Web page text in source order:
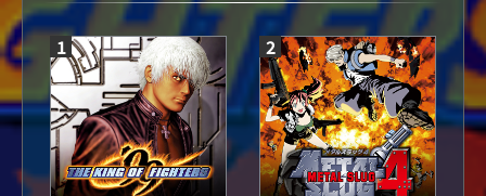
1 2